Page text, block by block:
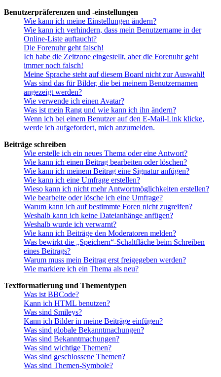
Benutzerpräferenzen und -einstellungen
Wie kann ich meine Einstellungen ändern?
Wie kann ich verhindern, dass mein Benutzername in der
Online-Liste auftaucht?
Die Forenuhr geht falsch!
Ich habe die Zeitzone eingestellt, aber die Forenuhr geht
immer noch falsch!
Meine Sprache steht auf diesem Board nicht zur Auswahl!
Was sind das für Bilder, die bei meinem Benutzernamen
angezeigt werden?
Wie verwende ich einen Avatar?
Was ist mein Rang und wie kann ich ihn ändern?
Wenn ich bei einem Benutzer auf den E-Mail-Link klicke,
werde ich aufgefordert, mich anzumelden.
Beiträge schreiben
Wie erstelle ich ein neues Thema oder eine Antwort?
Wie kann ich einen Beitrag bearbeiten oder löschen?
Wie kann ich meinem Beitrag eine Signatur anfügen?
Wie kann ich eine Umfrage erstellen?
Wieso kann ich nicht mehr Antwortmöglichkeiten erstellen?
Wie bearbeite oder lösche ich eine Umfrage?
Warum kann ich auf bestimmte Foren nicht zugreifen?
Weshalb kann ich keine Dateianhänge anfügen?
Weshalb wurde ich verwarnt?
Wie kann ich Beiträge den Moderatoren melden?
Was bewirkt die „Speichern“-Schaltfläche beim Schreiben
eines Beitrags?
Warum muss mein Beitrag erst freigegeben werden?
Wie markiere ich ein Thema als neu?
Textformatierung und Thementypen
Was ist BBCode?
Kann ich HTML benutzen?
Was sind Smileys?
Kann ich Bilder in meine Beiträge einfügen?
Was sind globale Bekanntmachungen?
Was sind Bekanntmachungen?
Was sind wichtige Themen?
Was sind geschlossene Themen?
Was sind Themen-Symbole?